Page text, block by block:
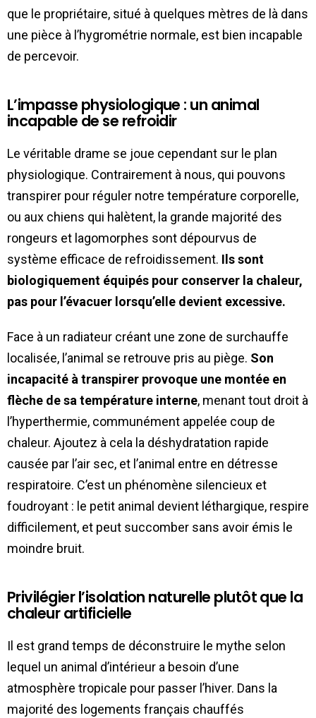
que le propriétaire, situé à quelques mètres de là dans
une pièce à l’hygrométrie normale, est bien incapable
de percevoir.
L’impasse physiologique : un animal
incapable de se refroidir
Le véritable drame se joue cependant sur le plan
physiologique. Contrairement à nous, qui pouvons
transpirer pour réguler notre température corporelle,
ou aux chiens qui halètent, la grande majorité des
rongeurs et lagomorphes sont dépourvus de
système efficace de refroidissement. Ils sont
biologiquement équipés pour conserver la chaleur,
pas pour l’évacuer lorsqu’elle devient excessive.
Face à un radiateur créant une zone de surchauffe
localisée, l’animal se retrouve pris au piège. Son
incapacité à transpirer provoque une montée en
flèche de sa température interne, menant tout droit à
l’hyperthermie, communément appelée coup de
chaleur. Ajoutez à cela la déshydratation rapide
causée par l’air sec, et l’animal entre en détresse
respiratoire. C’est un phénomène silencieux et
foudroyant : le petit animal devient léthargique, respire
difficilement, et peut succomber sans avoir émis le
moindre bruit.
Privilégier l’isolation naturelle plutôt que la
chaleur artificielle
Il est grand temps de déconstruire le mythe selon
lequel un animal d’intérieur a besoin d’une
atmosphère tropicale pour passer l’hiver. Dans la
majorité des logements français chauffés